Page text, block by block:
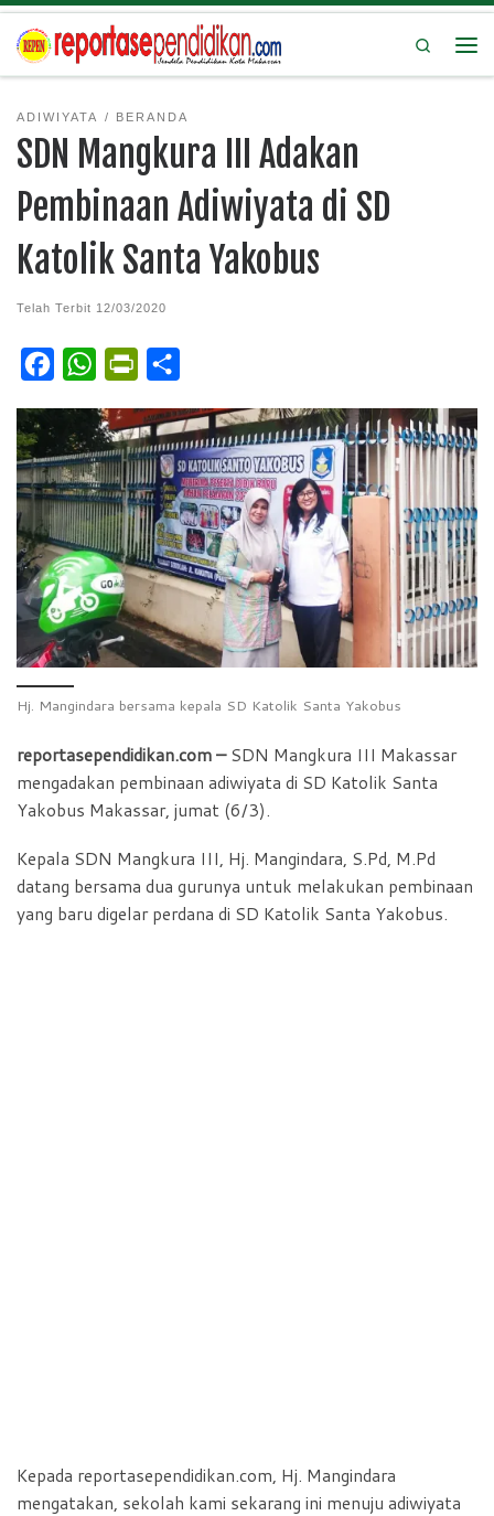
Search
ADIWIYATA BERANDA
SDN Mangkura III Adakan
Pembinaan Adiwiyata di SD
Katolik Santa Yakobus
Telah Terbit 12/03/2020
e
b
o
o
k
W
a
t
s
A
p
p
i
n
t
F
r
i
e
n
y
a
r
e
Hj. Mangindara bersama kepala SD Katolik Santa Yakobus
reportasependidikan.com –SDN Mangkura III Makassar
mengadakan pembinaan adiwiyata di SD Katolik Santa
Yakobus Makassar, jumat (6/3).
Kepala SDN Mangkura III, Hj. Mangindara, S.Pd, M.Pd
datang bersama dua gurunya untuk melakukan pembinaan
yang baru digelar perdana di SD Katolik Santa Yakobus.
Kepada reportasependidikan.com, Hj. Mangindara
mengatakan, sekolah kami sekarang ini menuju adiwiyata